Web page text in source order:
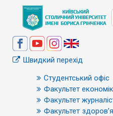
Швидкий перехід
Студентський офіс
Факультет
Факультет
Факультет